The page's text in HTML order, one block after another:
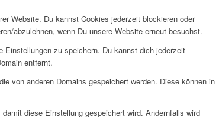
Website. Du kannst Cookies jederzeit blockieren oder
abzulehnen, wenn Du unsere Website erneut besuchst.
zu speichern. Du kannst dich jederzeit
entfernt.
von anderen Domains gespeichert werden. Diese können in
diese Einstellung gespeichert wird. Andernfalls wird